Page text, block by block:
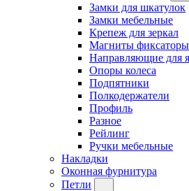
Замки для шкатулок
Замки мебельные
Крепеж для зеркал
Магниты фиксаторы
Направляющие для
Опоры колеса
Подпятники
Полкодержатели
Профиль
Разное
Рейлинг
Ручки мебельные
Накладки
Оконная фурнитура
Петли